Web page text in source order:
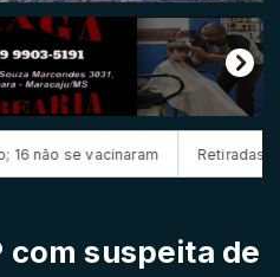
vacinaram Retiradas da
com suspeita de